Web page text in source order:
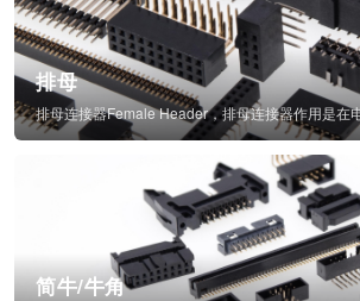
排母
简牛/牛角